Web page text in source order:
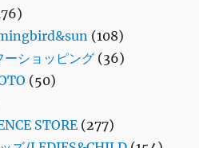
(108)
ショッピング (36)
(50)
STORE (277)